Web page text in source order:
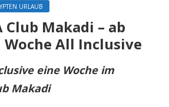
URLAUB
Club Makadi – ab
Woche All Inclusive
eine Woche im
Makadi